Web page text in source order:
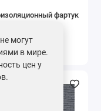
фартук
/ шт.
могут
в мире.
цен у